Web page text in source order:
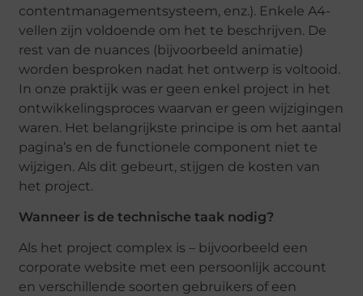
contentmanagementsysteem, enz.). Enkele A4-
vellen zijn voldoende om het te beschrijven. De
rest van de nuances (bijvoorbeeld animatie)
worden besproken nadat het ontwerp is voltooid.
In onze praktijk was er geen enkel project in het
ontwikkelingsproces waarvan er geen wijzigingen
waren. Het belangrijkste principe is om het aantal
pagina’s en de functionele component niet te
wijzigen. Als dit gebeurt, stijgen de kosten van
het project.
Wanneer is de technische taak nodig?
Als het project complex is – bijvoorbeeld een
corporate website met een persoonlijk account
en verschillende soorten gebruikers of een